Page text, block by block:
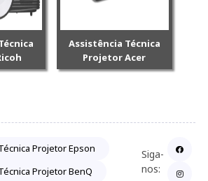
Assistência Técnica
Projetor Acer
Projetor Epson
Projetor BenQ
Siga-
nos: